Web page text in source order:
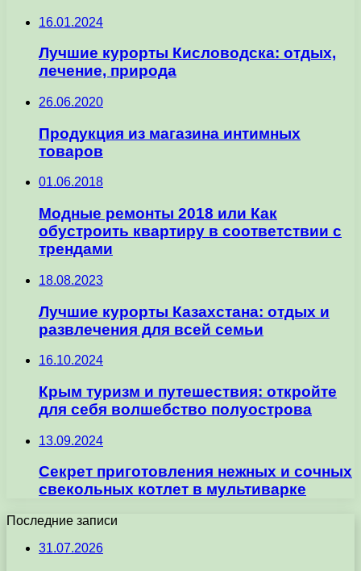
16.01.2024
Лучшие курорты Кисловодска: отдых,
лечение, природа
26.06.2020
Продукция из магазина интимных
товаров
01.06.2018
Модные ремонты 2018 или Как
обустроить квартиру в соответствии с
трендами
18.08.2023
Лучшие курорты Казахстана: отдых и
развлечения для всей семьи
16.10.2024
Крым туризм и путешествия: откройте
для себя волшебство полуострова
13.09.2024
Секрет приготовления нежных и сочных
свекольных котлет в мультиварке
Последние записи
31.07.2026